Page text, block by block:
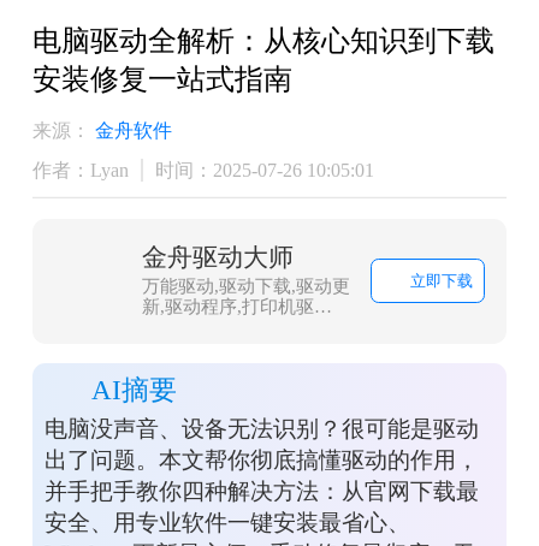
电脑驱动全解析：从核心知识到下载
安装修复一站式指南
来源：
金舟软件
作者：Lyan
时间：2025-07-26 10:05:01
金舟驱动大师
万能驱动,驱动下载,驱动更
新,驱动程序,打印机驱
立即下载
AI摘要
电脑没声音、设备无法识别？很可能是驱动
出了问题。本文帮你彻底搞懂驱动的作用，
并手把手教你四种解决方法：从官网下载最
安全、用专业软件一键安装最省心、